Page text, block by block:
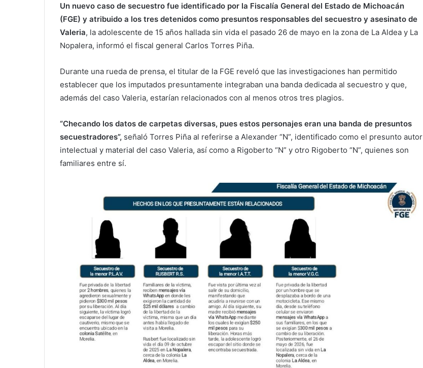
Un nuevo caso de secuestro fue identificado por la Fiscalía General del Estado de Michoacán
(FGE) y atribuido a los tres detenidos como presuntos responsables del secuestro y asesinato de
Valeria, la adolescente de 15 años hallada sin vida el pasado 26 de mayo en la zona de La Aldea y La
Nopalera, informó el fiscal general Carlos Torres Piña.
Durante una rueda de prensa, el titular de la FGE reveló que las investigaciones han permitido
establecer que los imputados presuntamente integraban una banda dedicada al secuestro y que,
además del caso Valeria, estarían relacionados con al menos otros tres plagios.
“Checando los datos de carpetas diversas, pues estos personajes eran una banda de presuntos
secuestradores”, señaló Torres Piña al referirse a Alexander “N”, identificado como el presunto autor
intelectual y material del caso Valeria, así como a Rigoberto “N” y otro Rigoberto “N”, quienes son
familiares entre sí.